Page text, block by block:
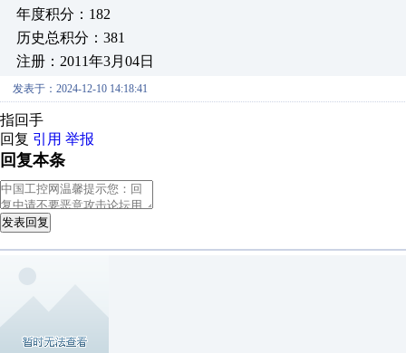
年度积分：182
历史总积分：381
注册：2011年3月04日
发表于：2024-12-10 14:18:41
指回手
回复 引用 举报
回复本条
发表回复